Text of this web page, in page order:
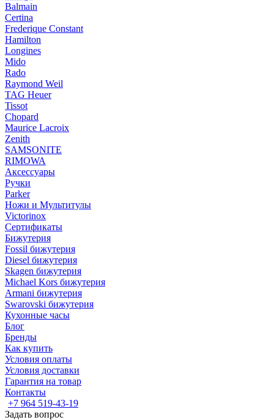
Balmain
Certina
Frederique Constant
Hamilton
Longines
Mido
Rado
Raymond Weil
TAG Heuer
Tissot
Chopard
Maurice Lacroix
Zenith
SAMSONITE
RIMOWA
Аксессуары
Ручки
Parker
Ножи и Мультитулы
Victorinox
Сертификаты
Бижутерия
Fossil бижутерия
Diesel бижутерия
Skagen бижутерия
Michael Kors бижутерия
Armani бижутерия
Swarovski бижутерия
Кухонные часы
Блог
Бренды
Как купить
Условия оплаты
Условия доставки
Гарантия на товар
Контакты
+7 964 519-43-19
Задать вопрос